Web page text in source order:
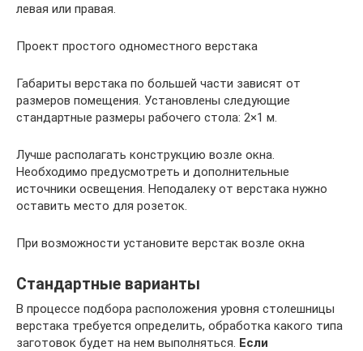
левая или правая.
Проект простого одноместного верстака
Габариты верстака по большей части зависят от
размеров помещения. Установлены следующие
стандартные размеры рабочего стола: 2×1 м.
Лучше располагать конструкцию возле окна.
Необходимо предусмотреть и дополнительные
источники освещения. Неподалеку от верстака нужно
оставить место для розеток.
При возможности установите верстак возле окна
Стандартные варианты
В процессе подбора расположения уровня столешницы
верстака требуется определить, обработка какого типа
заготовок будет на нем выполняться. Если